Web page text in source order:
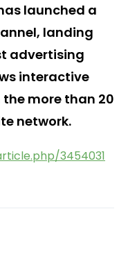
launched a
landing
advertising
interactive
more than 20
network.
3454031